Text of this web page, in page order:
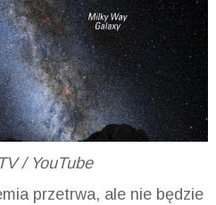
/ YouTube
przetrwa, ale nie będzie